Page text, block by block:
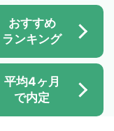
おすすめ
ランキング
平均4ヶ月
で内定